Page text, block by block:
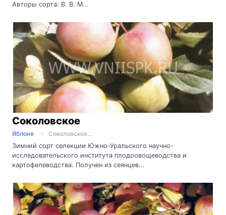
Авторы сорта: В. В. М...
Соколовское
Яблоня
Соколовское...
Зимний сорт селекции Южно-Уральского научно-
исследовательского института плодоовощеводства и
картофелеводства. Получен из сеянцев...